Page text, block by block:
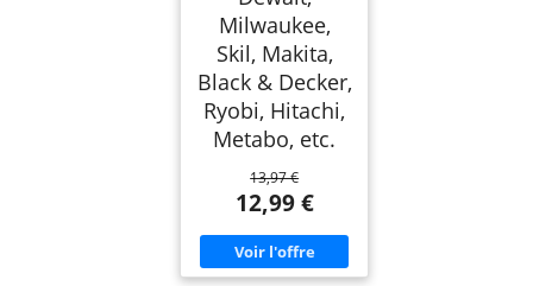
Milwaukee,
Skil, Makita,
Black & Decker,
Ryobi, Hitachi,
Metabo, etc.
13,97 €
12,99 €